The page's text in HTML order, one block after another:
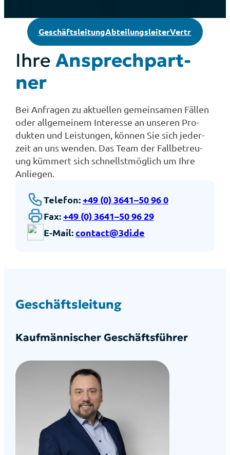
Geschäfts­lei­tungAbtei­lungs­lei­terVer­trieb
IhreAnsprech­part­
ner
Bei Anfra­gen zu aktu­el­len gemein­sa­men Fäl­len
oder all­ge­mei­nem Inter­es­se an unse­ren Pro­
duk­ten und Leis­tun­gen, kön­nen Sie sich jeder­
zeit an uns wen­den. Das Team der Fall­be­treu­
ung küm­mert sich schnellst­mög­lich um Ihre
Anlie­gen.
Tele­fon:+49 (0) 3641–50 96 0
Fax:+49 (0) 3641–50 96 29
E‑Mail:contact@3di.de
Geschäfts­lei­tung
Kauf­män­ni­scher Geschäfts­füh­rer